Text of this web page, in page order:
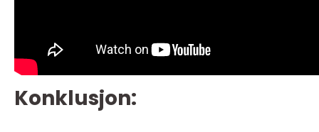
Konklusjon: